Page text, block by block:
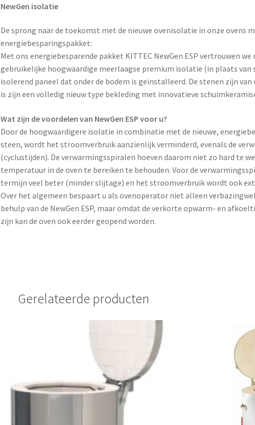
NewGen isolatie
De sprong naar de toekomst met de nieuwe ovenisolatie in onze ovens
energiebesparingspakket:
Met ons energiebesparende pakket KITTEC NewGen ESP vertrouwen we
gebruikelijke hoogwaardige meerlaagse premium isolatie (in plaats van
isolerend paneel dat onder de bodem is geïnstalleerd. De stenen zijn van
is zijn een volledig nieuw type bekleding met innovatieve
Wat zijn de voordelen van NewGen ESP voor u?
Door de hoogwaardigere isolatie in combinatie met de nieuwe,
steen, wordt het stroomverbruik aanzienlijk verminderd, evenals de
(cyclustijden). De verwarmingsspiralen hoeven daarom niet zo hard te
temperatuur in de oven te bereiken te behouden. Voor de
termijn veel beter (minder slijtage) en het stroomverbruik wordt ook
Over het algemeen bespaart u als ovenoperator niet alleen
behulp van de NewGen ESP, maar omdat de verkorte opwarm- en
zijn kan de oven ook eerder geopend worden.
Gerelateerde producten